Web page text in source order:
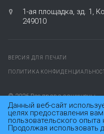
1-ая площадка, зд. 1,
249010
ВЕРСИЯ ДЛЯ ПЕЧАТИ
ПОЛИТИКА
© 2026Все права защищены.
Данный веб-сайт
целях предоставления
пользовательского
Продолжая использовать